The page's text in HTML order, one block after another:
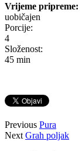
Vrijeme pripreme:
uobičajen
Porcije:
4
Složenost:
45 min
Previous Pura
Next Grah poljak